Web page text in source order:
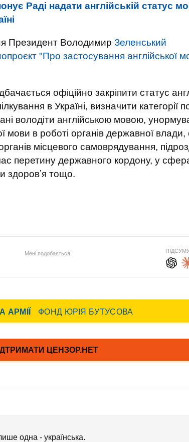
Раді надати англійській статус
Президент Володимир Зеленський
"Про застосування англійської
офіційно закріпити статус
в Україні, визначити категорії
володіти англійською мовою,
мови в роботі органів державної влади,
місцевого самоврядування,
перетину державного кордону, у
здоровʼя тощо.
Мені подобається
одна - українська.